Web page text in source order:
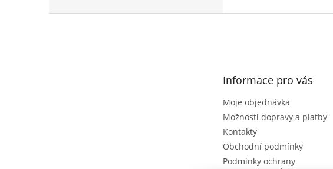
Informace pro vás
Moje objednávka
Možnosti dopravy a platby
Kontakty
Obchodní podmínky
Podmínky ochrany